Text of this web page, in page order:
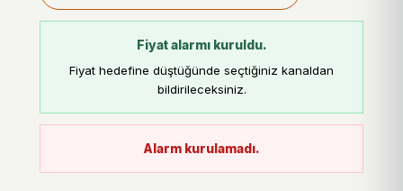
Fiyat alarmı kuruldu.
Fiyat hedefine düştüğünde seçtiğiniz kanaldan
bildirileceksiniz.
Alarm kurulamadı.